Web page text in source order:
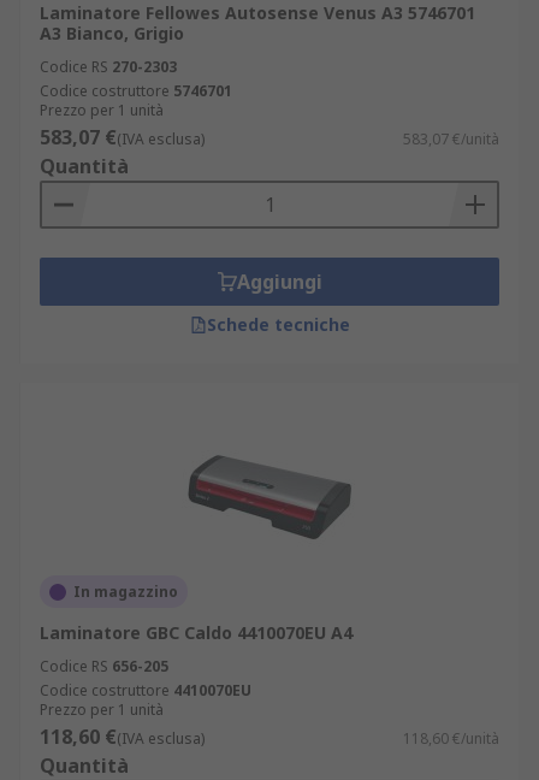
Laminatore Fellowes Autosense Venus A3 5746701
A3 Bianco, Grigio
Codice RS 270-2303
Codice costruttore 5746701
Prezzo per 1 unità
583,07 €(IVA esclusa) 583,07 €/unità
Quantità
Aggiungi
Schede tecniche
In magazzino
Laminatore GBC Caldo 4410070EU A4
Codice RS 656-205
Codice costruttore 4410070EU
Prezzo per 1 unità
118,60 €(IVA esclusa) 118,60 €/unità
Quantità